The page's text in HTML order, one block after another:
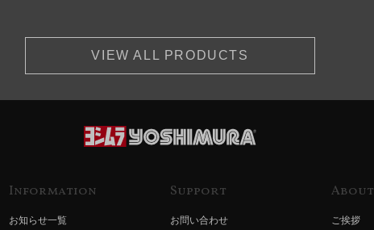
VIEW ALL PRODUCTS
Information
お知らせ一覧
Support
お問い合わせ
About
ご挨拶